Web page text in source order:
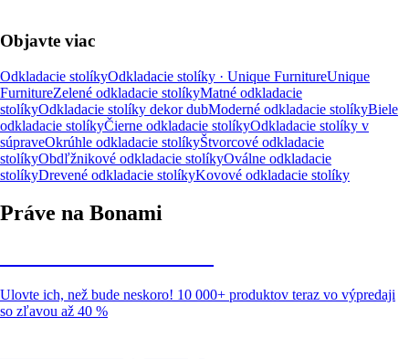
Objavte viac
Odkladacie stolíkyOdkladacie stolíky · Unique FurnitureUnique
FurnitureZelené odkladacie stolíkyMatné odkladacie
stolíkyOdkladacie stolíky dekor dubModerné odkladacie stolíkyBiele
odkladacie stolíkyČierne odkladacie stolíkyOdkladacie stolíky v
súpraveOkrúhle odkladacie stolíkyŠtvorcové odkladacie
stolíkyObdľžnikové odkladacie stolíkyOválne odkladacie
stolíkyDrevené odkladacie stolíkyKovové odkladacie stolíky
Práve na Bonami
Ulovte ich, než bude neskoro! 10 000+ produktov teraz vo výpredaji
so zľavou až 40 %